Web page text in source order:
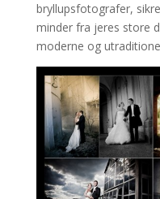
bryllupsfotografer,
minder fra jeres store
moderne og